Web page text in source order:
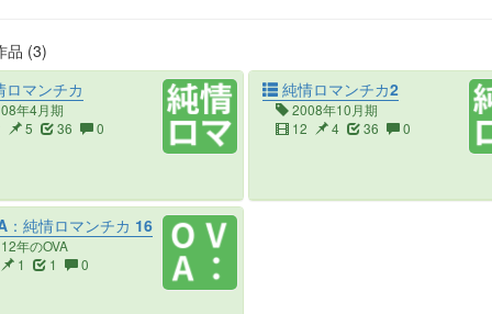
品 (3)
マンチカ
年4月期
5 36 0
純情ロマンチカ2
2008年10月期
12
4 36 0
：純情ロマンチカ 16
年のOVA
1
1 0